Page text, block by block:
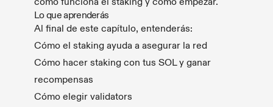
Lo que aprenderás
Al final de este capítulo, entenderás:
Cómo el staking ayuda a asegurar la red
Cómo hacer staking con tus SOL y ganar
recompensas
Cómo elegir validators